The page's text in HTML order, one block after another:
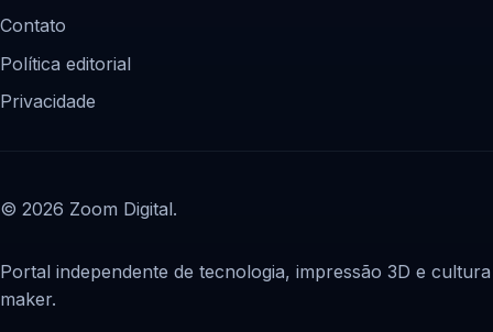
Contato
Política editorial
Privacidade
© 2026 Zoom Digital.
Portal independente de tecnologia, impressão 3D e cultura
maker.